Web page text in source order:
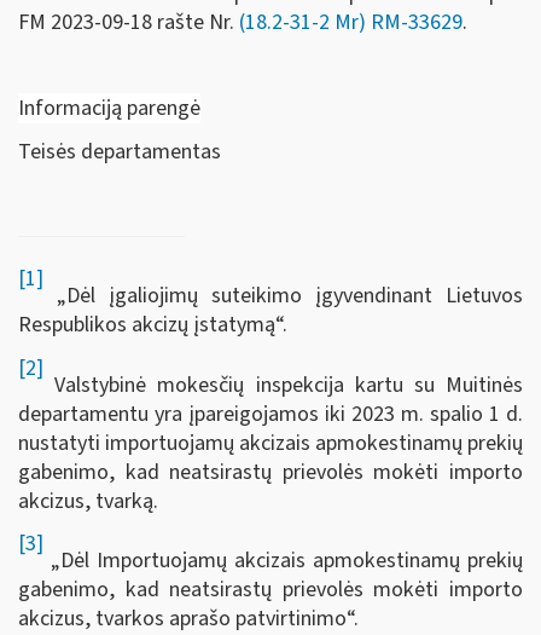
FM 2023-09-18 rašte Nr. (18.2-31-2 Mr) RM-33629.
Informaciją parengė
Teisės departamentas
[1]
„Dėl įgaliojimų suteikimo įgyvendinant Lietuvos
Respublikos akcizų įstatymą“.
[2]
Valstybinė mokesčių inspekcija kartu su Muitinės
departamentu yra įpareigojamos iki 2023 m. spalio 1 d.
nustatyti importuojamų akcizais apmokestinamų prekių
gabenimo, kad neatsirastų prievolės mokėti importo
akcizus, tvarką.
[3]
„Dėl Importuojamų akcizais apmokestinamų prekių
gabenimo, kad neatsirastų prievolės mokėti importo
akcizus, tvarkos aprašo patvirtinimo“.